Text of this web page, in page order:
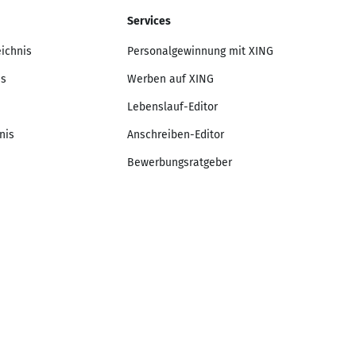
Services
Personalgewinnung mit XING
Werben auf XING
Lebenslauf-Editor
Anschreiben-Editor
Bewerbungsratgeber